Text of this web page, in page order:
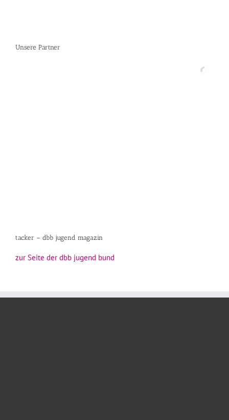
Unsere Partner
tacker – dbb jugend magazin
zur Seite der dbb jugend bund